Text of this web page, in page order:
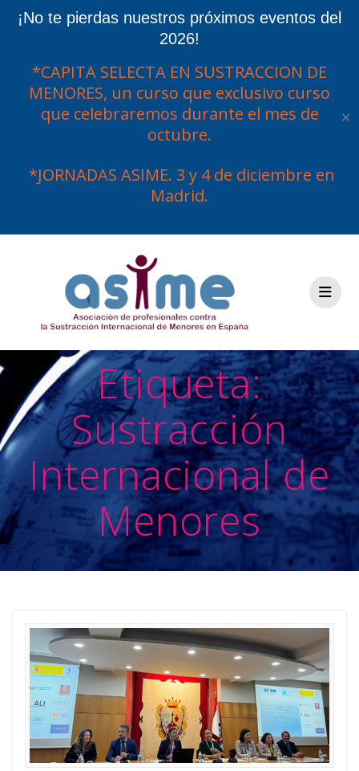
¡No te pierdas nuestros próximos eventos del
2026!
*CAPITA SELECTA EN SUSTRACCION DE
MENORES, un curso que exclusivo curso
que celebraremos durante el mes de
octubre.
*JORNADAS ASIME. 3 y 4 de diciembre en
Madrid.
✕
contenido
Etiqueta:
Sustracción
Internacional de
Menores